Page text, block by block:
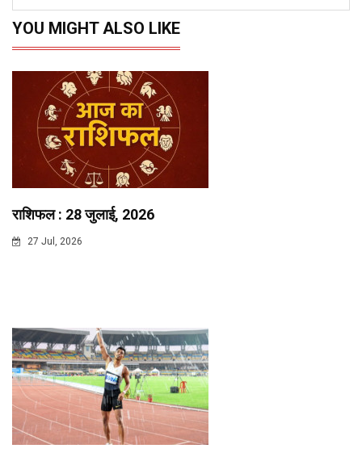
YOU MIGHT ALSO LIKE
राशिफल : 28 जुलाई, 2026
27 Jul, 2026